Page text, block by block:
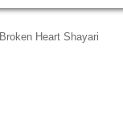
Broken Heart Shayari